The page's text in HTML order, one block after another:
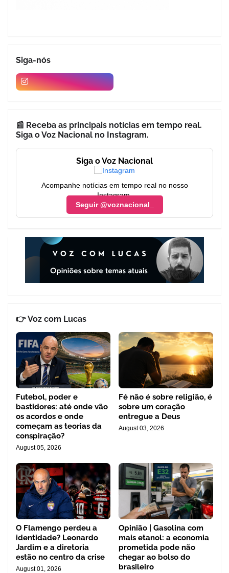
Siga-nós
📰 Receba as principais notícias em tempo real.
Siga o Voz Nacional no Instagram.
Siga o Voz Nacional
Acompanhe notícias em tempo real no nosso
Instagram.
Seguir @voznacional_
👉 Voz com Lucas
Futebol, poder e
bastidores: até onde vão
os acordos e onde
começam as teorias da
conspiração?
August 05, 2026
Fé não é sobre religião, é
sobre um coração
entregue a Deus
August 03, 2026
O Flamengo perdeu a
identidade? Leonardo
Jardim e a diretoria
estão no centro da crise
August 01, 2026
Opinião | Gasolina com
mais etanol: a economia
prometida pode não
chegar ao bolso do
brasileiro